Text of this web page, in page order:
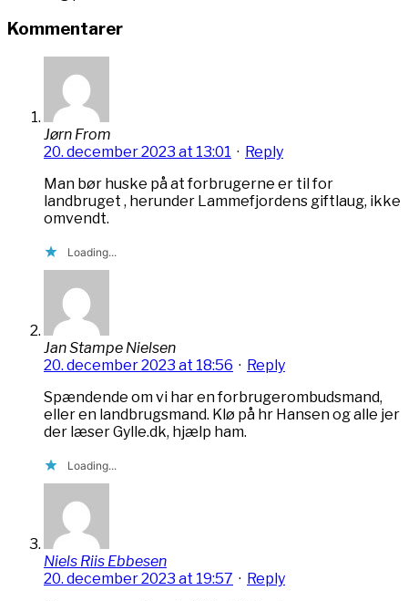
Kommentarer
Jørn From
20. december 2023 at 13:01 · Reply
Man bør huske på at forbrugerne er til for
landbruget , herunder Lammefjordens giftlaug, ikke
omvendt.
Loading...
Jan Stampe Nielsen
20. december 2023 at 18:56 · Reply
Spændende om vi har en forbrugerombudsmand,
eller en landbrugsmand. Klø på hr Hansen og alle jer
der læser Gylle.dk, hjælp ham.
Loading...
Niels Riis Ebbesen
20. december 2023 at 19:57 · Reply